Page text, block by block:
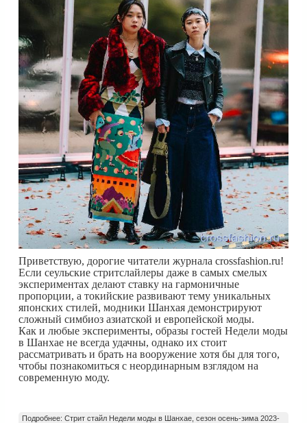
Приветствую, дорогие читатели журнала crossfashion.ru!
Если сеульские стритслайлеры даже в самых смелых
экспериментах делают ставку на гармоничные
пропорции, а токийские развивают тему уникальных
японских стилей, модники Шанхая демонстрируют
сложный симбиоз азиатской и европейской моды.
Как и любые эксперименты, образы гостей Недели моды
в Шанхае не всегда удачны, однако их стоит
рассматривать и брать на вооружение хотя бы для того,
чтобы познакомиться с неординарным взглядом на
современную моду.
Подробнее: Стрит стайл Недели моды в Шанхае, сезон осень-зима 2023-